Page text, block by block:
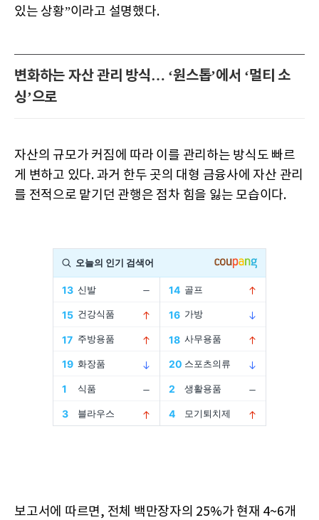
있는 상황”이라고 설명했다.
변화하는 자산 관리 방식… ‘원스톱’에서 ‘멀티 소
싱’으로
자산의 규모가 커짐에 따라 이를 관리하는 방식도 빠르
게 변하고 있다. 과거 한두 곳의 대형 금융사에 자산 관리
를 전적으로 맡기던 관행은 점차 힘을 잃는 모습이다.
보고서에 따르면, 전체 백만장자의 25%가 현재 4~6개